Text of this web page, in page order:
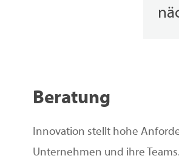
Beratung
Innovation stellt hohe
Unternehmen und ihre